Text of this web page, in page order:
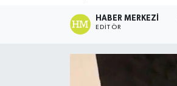
HABER MERKEZI
EDITÖR
Son Dakika Haberleri